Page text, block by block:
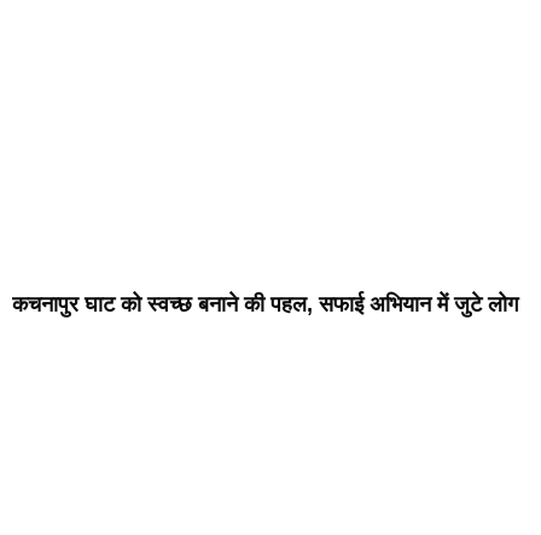
कचनापुर घाट को स्वच्छ बनाने की पहल, सफाई अभियान में जुटे लोग